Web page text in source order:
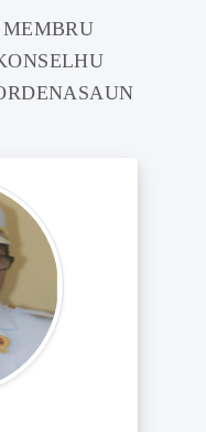
MEMBRU